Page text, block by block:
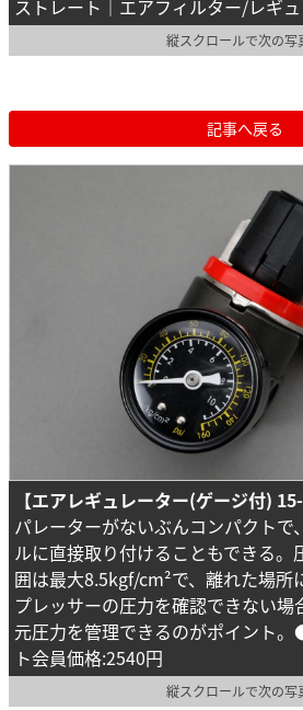
ストレート｜エアフィルター/レギ
縦スクロールで次の写
記事へ戻る
【エアレギュレーター(ゲージ付) 15-
パレーターがないぶんコンパクトで
ルに直接取り付けることもできる。
囲は最大8.5kgf/cm²で、離れた場所
プレッサーの圧力を確認できない場
元圧力を管理できるのがポイント
ト会員価格:2540円
縦スクロールで次の写